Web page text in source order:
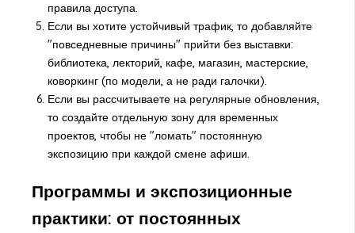
правила доступа.
Если вы хотите устойчивый трафик, то добавляйте
"повседневные причины" прийти без выставки:
библиотека, лекторий, кафе, магазин, мастерские,
коворкинг (по модели, а не ради галочки).
Если вы рассчитываете на регулярные обновления,
то создайте отдельную зону для временных
проектов, чтобы не "ломать" постоянную
экспозицию при каждой смене афиши.
Программы и экспозиционные
практики: от постоянных